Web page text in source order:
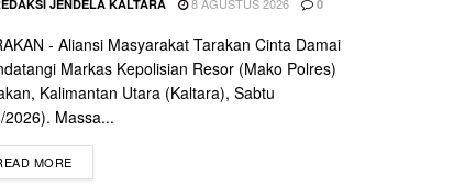
JENDELA KALTARA 0
- Aliansi Masyarakat Tarakan Cinta Damai
Markas Kepolisian Resor (Mako Polres)
Kalimantan Utara (Kaltara), Sabtu
2026). Massa...
MORE